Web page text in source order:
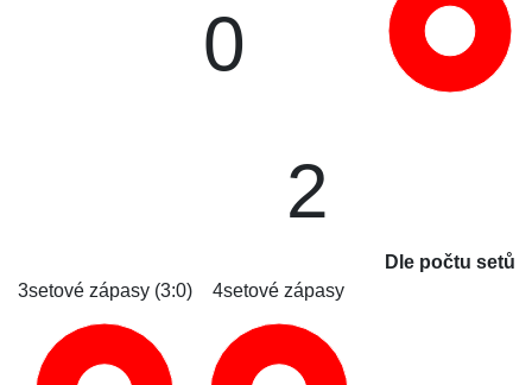
0
2
Dle počtu setů
3setové zápasy (3:0)
4setové zápasy